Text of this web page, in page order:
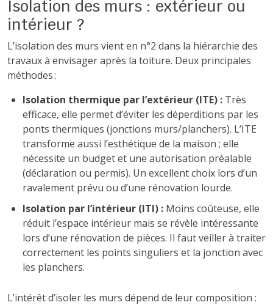
Isolation des murs : extérieur ou
intérieur ?
L’isolation des murs vient en n°2 dans la hiérarchie des
travaux à envisager après la toiture. Deux principales
méthodes :
Isolation thermique par l’extérieur (ITE) : Très
efficace, elle permet d’éviter les déperditions par les
ponts thermiques (jonctions murs/planchers). L’ITE
transforme aussi l’esthétique de la maison ; elle
nécessite un budget et une autorisation préalable
(déclaration ou permis). Un excellent choix lors d’un
ravalement prévu ou d’une rénovation lourde.
Isolation par l’intérieur (ITI) : Moins coûteuse, elle
réduit l’espace intérieur mais se révèle intéressante
lors d’une rénovation de pièces. Il faut veiller à traiter
correctement les points singuliers et la jonction avec
les planchers.
L’intérêt d’isoler les murs dépend de leur composition :